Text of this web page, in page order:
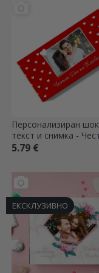
Персонализиран
текст и снимка -
Свети Валентин!
5.79 €
ЕКСКЛУЗИВНО